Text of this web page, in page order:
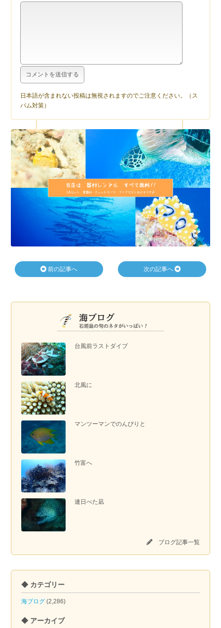
台風前ラストダイブ
北風に
マンツーマンでのんびりと
竹富へ
連日べた凪
ブログ記事一覧
◆ カテゴリー
海ブログ (2,286)
◆ アーカイブ
日本語が含まれない投稿は無視されますのでご注意ください。（ス
パム対策）
前の記事へ 次の記事へ